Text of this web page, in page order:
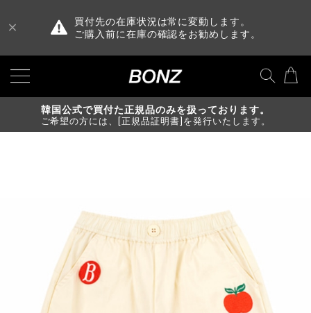
買付先の在庫状況は常に変動します。
ご購入前に在庫の確認をお勧めします。
韓国公式で買付た正規品のみを扱っております。
ご希望の方には、[正規品証明書]を発行いたします。